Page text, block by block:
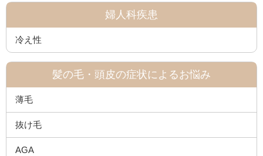
婦人科疾患
冷え性
髪の毛・頭皮の症状によるお悩み
薄毛
抜け毛
AGA